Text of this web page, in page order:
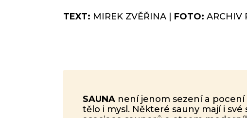
TEXT: MIREK ZVĚŘINA | FOTO: ARCHIV
SAUNA není jenom sezení a
tělo i mysl. Některé sauny mají i